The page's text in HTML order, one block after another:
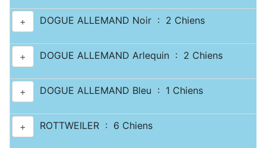
+ DOGUE ALLEMAND Noir : 2 Chiens
+ DOGUE ALLEMAND Arlequin : 2 Chiens
+ DOGUE ALLEMAND Bleu : 1 Chiens
+ ROTTWEILER : 6 Chiens